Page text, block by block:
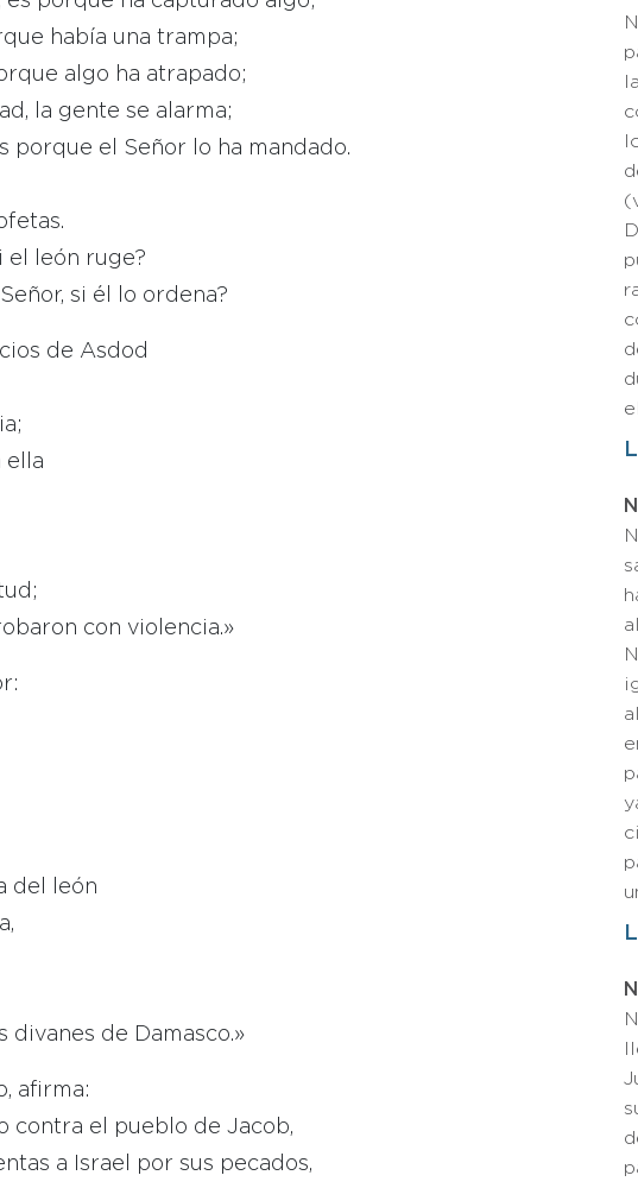
había una trampa;
algo ha atrapado;
la gente se alarma;
porque el Señor lo ha mandado.
el león ruge?
si él lo ordena?
de Asdod
ella
con violencia.»
del león
divanes de Damasco.»
afirma:
contra el pueblo de Jacob,
a Israel por sus pecados,